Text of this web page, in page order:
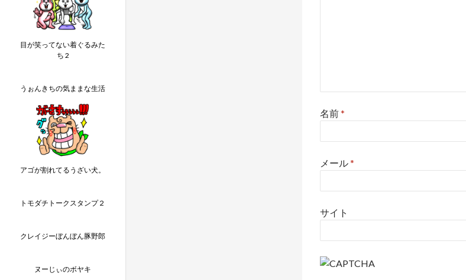
名前*
メール*
サイト
目が笑ってない着ぐるみた
ち 2
うぉんきちの気ままな生活
アゴが割れてるうざい犬。
トモダチトークスタンプ２
クレイジーぼんぼん豚野郎
ヌーじぃのボヤキ